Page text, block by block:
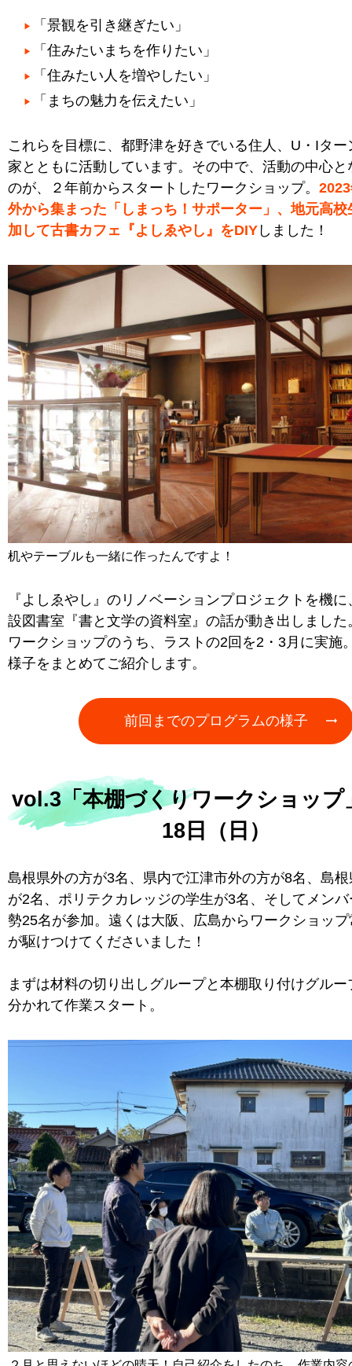
「景観を引き継ぎたい」
「住みたいまちを作りたい」
「住みたい人を増やしたい」
「まちの魅力を伝えたい」
これらを目標に、都野津を好きでいる住人、U・Iター
家とともに活動しています。その中で、活動の中心と
のが、２年前からスタートしたワークショップ。
外から集まった「しまっち！サポーター」、地元高校
加して古書カフェ『よしゑやし』をDIY しました！
机やテーブルも一緒に作ったんですよ！
『よしゑやし』のリノベーションプロジェクトを機
設図書室『書と文学の資料室』の話が動き出しました
ワークショップのうち、ラストの2回を2・3月に実施
様子をまとめてご紹介します。
前回までのプログラムの様子
vol.3「本棚づくりワークショップ
18日（日）
島根県外の方が3名、県内で江津市外の方が8名、島
が2名、ポリテクカレッジの学生が3名、そしてメン
勢25名が参加。遠くは大阪、広島からワークショッ
が駆けつけてくださいました！
まずは材料の切り出しグループと本棚取り付けグルー
分かれて作業スタート。